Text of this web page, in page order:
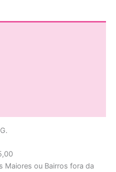
Maiores ou Bairros fora da